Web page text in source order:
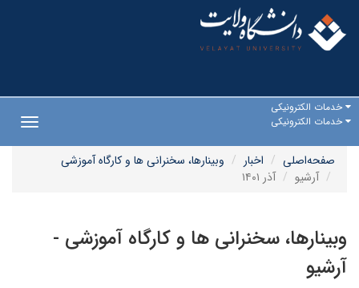
خدمات الکترونیکی
خدمات الکترونیکی
صفحه‌اصلی
اخبار
وبینارها، سخنرانی ها و کارگاه آموزشی
آرشیو
آذر ۱۴۰۱
وبینارها، سخنرانی ها و کارگاه آموزشی -
آرشیو